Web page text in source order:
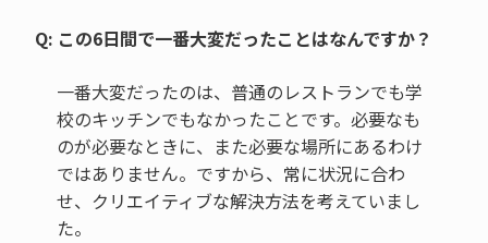
Q: この6日間で一番大変だったことはなんですか？
一番大変だったのは、普通のレストランでも学
校のキッチンでもなかったことです。必要なも
のが必要なときに、また必要な場所にあるわけ
ではありません。ですから、常に状況に合わ
せ、クリエイティブな解決方法を考えていまし
た。